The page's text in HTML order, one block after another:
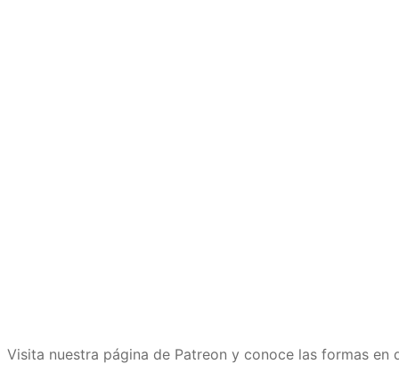
Visita nuestra página de Patreon y conoce las formas en